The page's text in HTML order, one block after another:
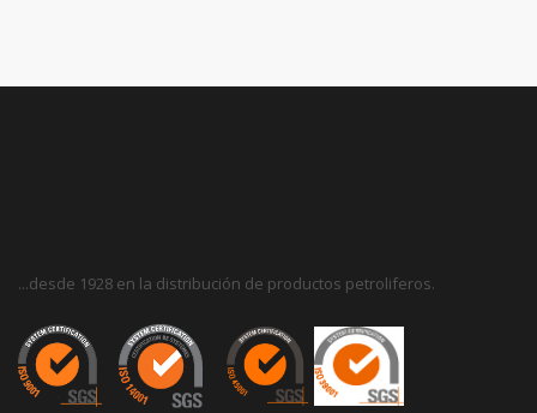
...desde 1928 en la distribución de productos petroliferos.